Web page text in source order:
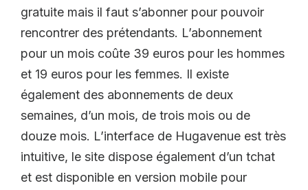
gratuite mais il faut s’abonner pour pouvoir
rencontrer des prétendants. L’abonnement
pour un mois coûte 39 euros pour les hommes
et 19 euros pour les femmes. Il existe
également des abonnements de deux
semaines, d’un mois, de trois mois ou de
douze mois. L’interface de Hugavenue est très
intuitive, le site dispose également d’un tchat
et est disponible en version mobile pour